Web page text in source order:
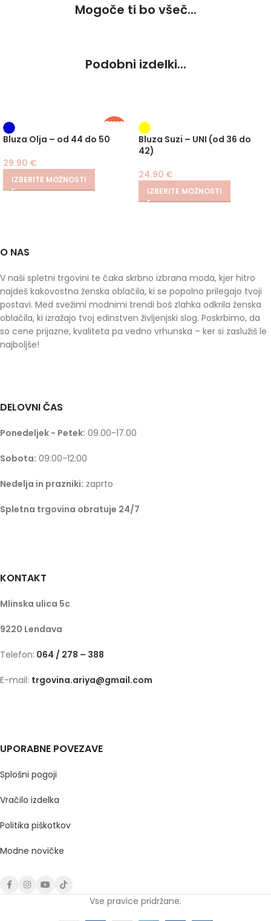
Mogoče ti bo všeč...
Podobni izdelki...
PLUS
Bluza Olja – od 44 do 50
29.90 €
IZBERITE MOŽNOSTI
Bluza Suzi – UNI (od 36 do
42)
24.90 €
IZBERITE MOŽNOSTI
O NAS
V naši spletni trgovini te čaka skrbno izbrana moda, kjer hitro
najdeš kakovostna ženska oblačila, ki se popolno prilegajo tvoji
postavi. Med svežimi modnimi trendi boš zlahka odkrila ženska
oblačila, ki izražajo tvoj edinstven življenjski slog. Poskrbimo, da
so cene prijazne, kvaliteta pa vedno vrhunska – ker si zaslužiš le
najboljše!
DELOVNI ČAS
Ponedeljek - Petek: 09.00-17.00
Sobota: 09:00-12:00
Nedelja in prazniki: zaprto
Spletna trgovina obratuje 24/7
KONTAKT
Mlinska ulica 5c
9220 Lendava
Telefon: 064 / 278 – 388
E-mail: trgovina.ariya@gmail.com
UPORABNE POVEZAVE
Splošni pogoji
Vračilo izdelka
Politika piškotkov
Modne novičke
Vse pravice pridržane.